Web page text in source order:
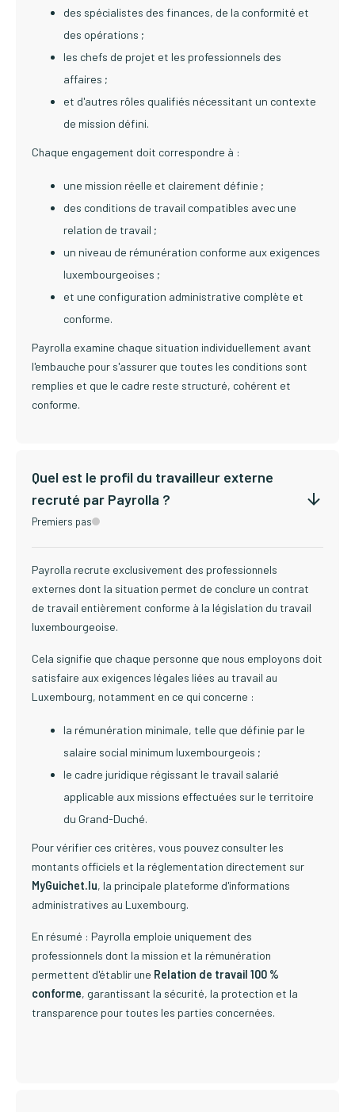
des spécialistes des finances, de la conformité et
des opérations ;
les chefs de projet et les professionnels des
affaires ;
et d'autres rôles qualifiés nécessitant un contexte
de mission défini.
Chaque engagement doit correspondre à :
une mission réelle et clairement définie ;
des conditions de travail compatibles avec une
relation de travail ;
un niveau de rémunération conforme aux exigences
luxembourgeoises ;
et une configuration administrative complète et
conforme.
Payrolla examine chaque situation individuellement avant
l'embauche pour s'assurer que toutes les conditions sont
remplies et que le cadre reste structuré, cohérent et
conforme.
Quel est le profil du travailleur externe
recruté par Payrolla ?
Premiers pas
Payrolla recrute exclusivement des professionnels
externes dont la situation permet de conclure un contrat
de travail entièrement conforme à la législation du travail
luxembourgeoise.
Cela signifie que chaque personne que nous employons doit
satisfaire aux exigences légales liées au travail au
Luxembourg, notamment en ce qui concerne :
la rémunération minimale, telle que définie par le
salaire social minimum luxembourgeois ;
le cadre juridique régissant le travail salarié
applicable aux missions effectuées sur le territoire
du Grand-Duché.
Pour vérifier ces critères, vous pouvez consulter les
montants officiels et la réglementation directement sur
MyGuichet.lu, la principale plateforme d'informations
administratives au Luxembourg.
En résumé : Payrolla emploie uniquement des
professionnels dont la mission et la rémunération
permettent d'établir une Relation de travail 100 %
conforme, garantissant la sécurité, la protection et la
transparence pour toutes les parties concernées.